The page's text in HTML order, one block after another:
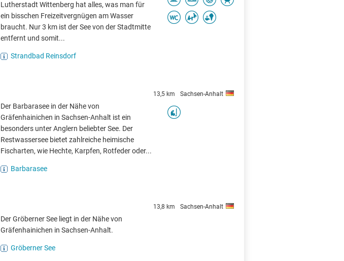
Lutherstadt Wittenberg hat alles, was man für
ein bisschen Freizeitvergnügen am Wasser
braucht. Nur 3 km ist der See von der Stadtmitte
entfernt und somit...
Strandbad Reinsdorf
13,5 km Sachsen-Anhalt
Der Barbarasee in der Nähe von
Gräfenhainichen in Sachsen-Anhalt ist ein
besonders unter Anglern beliebter See. Der
Restwassersee bietet zahlreiche heimische
Fischarten, wie Hechte, Karpfen, Rotfeder oder...
Barbarasee
13,8 km Sachsen-Anhalt
Der Gröberner See liegt in der Nähe von
Gräfenhainichen in Sachsen-Anhalt.
Gröberner See